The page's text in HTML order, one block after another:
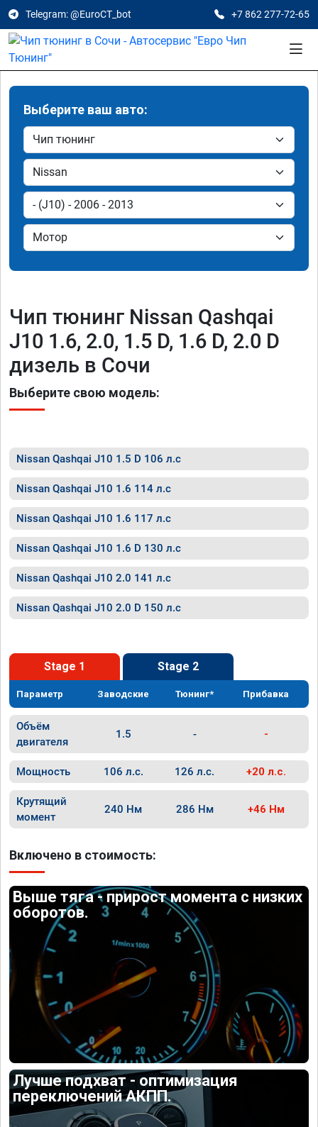
Telegram: @EuroCT_bot +7 862 277-72-65
Выберите ваш авто:
Чип тюнинг Nissan Qashqai
J10 1.6, 2.0, 1.5 D, 1.6 D, 2.0 D
дизель в Сочи
Выберите свою модель:
Nissan Qashqai J10 1.5 D 106 л.с
Nissan Qashqai J10 1.6 114 л.с
Nissan Qashqai J10 1.6 117 л.с
Nissan Qashqai J10 1.6 D 130 л.с
Nissan Qashqai J10 2.0 141 л.с
Nissan Qashqai J10 2.0 D 150 л.с
Stage 1 Stage 2
Параметр Заводские Тюнинг* Прибавка
Объём
двигателя
1.5 - -
Мощность 106 л.с. 126 л.с. +20 л.с.
Крутящий
момент
240 Нм 286 Нм +46 Нм
Включено в стоимость:
Выше тяга - прирост момента с низких
оборотов.
Лучше подхват - оптимизация
переключений АКПП.